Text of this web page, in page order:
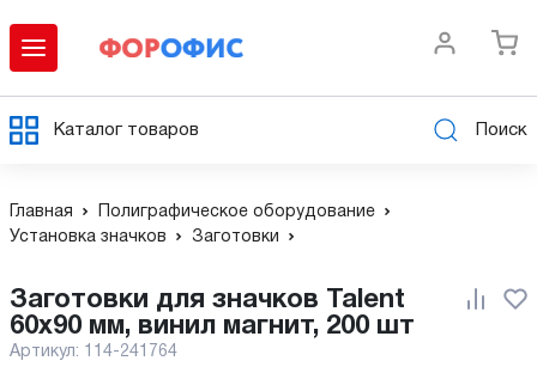
Каталог товаров Поиск
Главная
Полиграфическое оборудование
Установка значков
Заготовки
Заготовки для значков Talent
60х90 мм, винил магнит, 200 шт
Артикул: 114-241764